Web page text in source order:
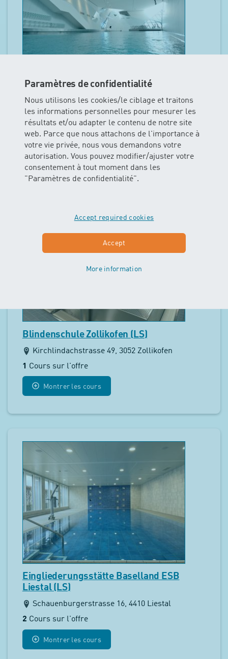
Paramètres de confidentialité
Nous utilisons les cookies/le ciblage et traitons
les informations personnelles pour mesurer les
résultats et/ou adapter le contenu de notre site
web. Parce que nous attachons de l'importance à
votre vie privée, nous vous demandons votre
autorisation. Vous pouvez modifier/ajuster votre
consentement à tout moment dans les
"Paramètres de confidentialité".
Accept required cookies
Accept
More information
Bernaqua | Erlebnisbad | Fitness |
Riedbachstrasse 98, 3027 Bern
2Cours sur l'offre
Montrer les cours
Blindenschule Zollikofen (LS)
Kirchlindachstrasse 49, 3052 Zollikofen
1
Cours sur l'offre
Montrer les cours
Eingliederungsstätte Baselland ESB
Liestal (LS)
Schauenburgerstrasse 16, 4410 Liestal
2 Cours sur l'offre
Montrer les cours